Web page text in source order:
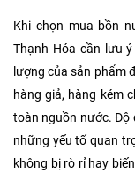
Khi chọn mua bồn
Thạnh Hóa cần lưu
lượng của sản phẩm
hàng giả, hàng kém
toàn nguồn nước. Độ
những yếu tố quan
không bị rò rỉ hay